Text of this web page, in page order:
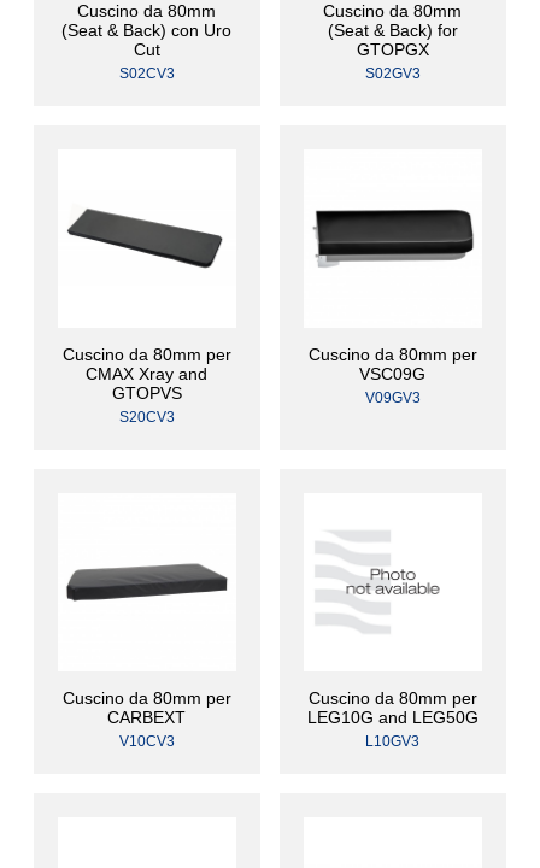
Cuscino da 80mm
(Seat & Back) con Uro
Cut
S02CV3
Cuscino da 80mm
(Seat & Back) for
GTOPGX
S02GV3
Cuscino da 80mm per
CMAX Xray and
GTOPVS
S20CV3
Cuscino da 80mm per
VSC09G
V09GV3
Cuscino da 80mm per
CARBEXT
V10CV3
Cuscino da 80mm per
LEG10G and LEG50G
L10GV3